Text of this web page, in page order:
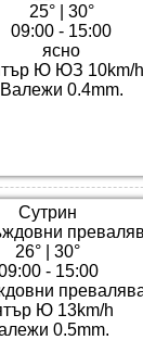
25°| 30°
09:00 - 15:00
ясно
Ю ЮЗ 10km/h
Валежи 0.4mm.
Сутрин
26°
30°
- 15:00
Ю 13km/h
0.5mm.